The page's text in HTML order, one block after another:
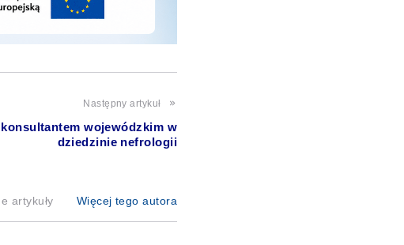
Następny artykuł
wojewódzkim w
dziedzinie nefrologii
artykuły Więcej tego autora